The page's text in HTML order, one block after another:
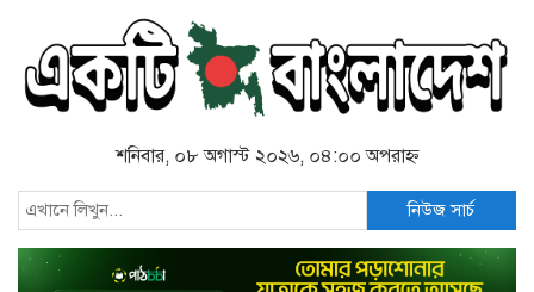
শনিবার, ০৮ অগাস্ট ২০২৬, ০৪:০০ অপরাহ্ন
নিউজ সার্চ